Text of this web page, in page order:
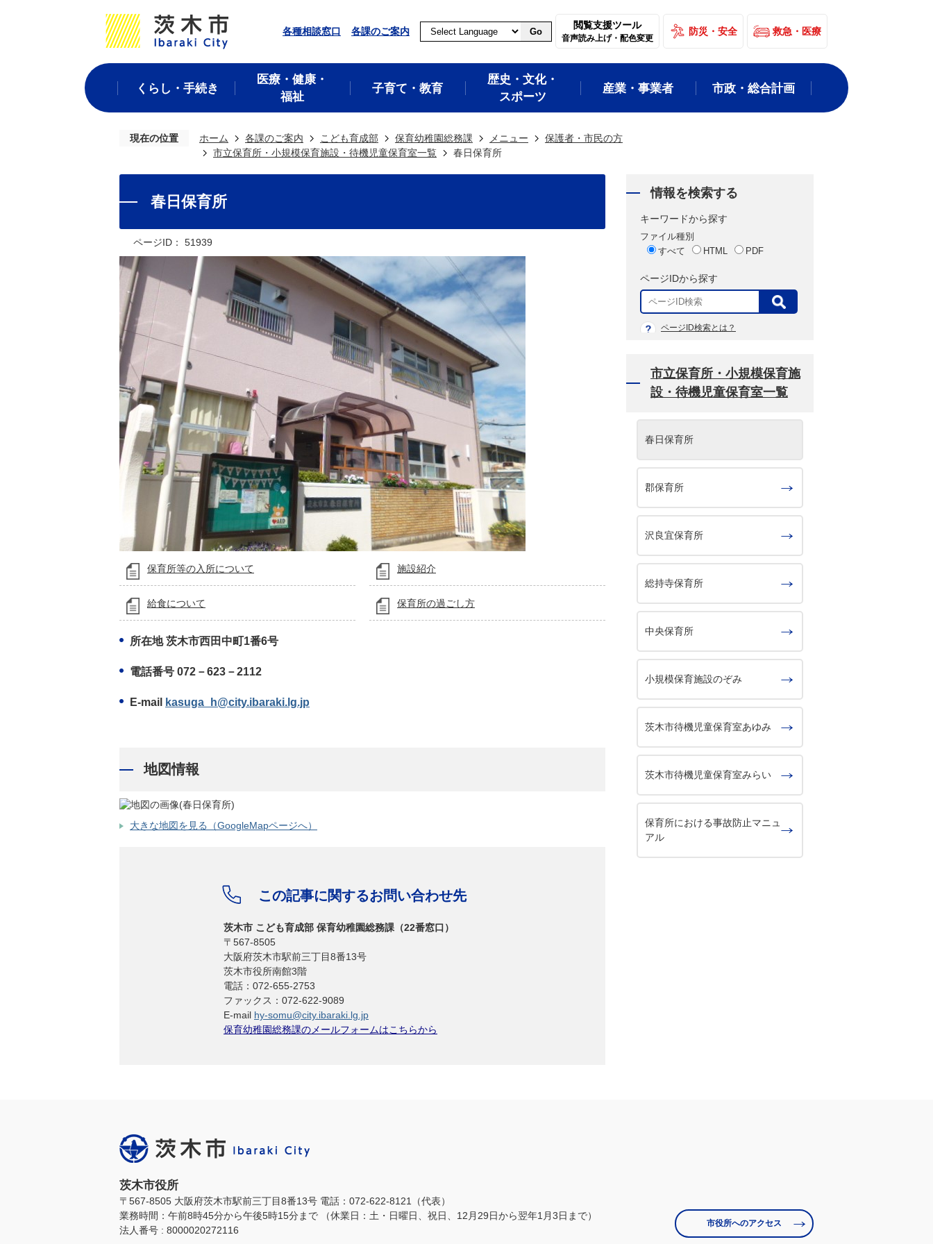
各種相談窓口 各課のご案内 Go
閲覧支援ツール
音声読み上げ・配色変更
防災・安全 救急・医療
くらし・手続き
医療・健康・
福祉
子育て・教育
歴史・文化・
スポーツ
産業・事業者 市政・総合計画
現在の位置 ホーム 各課のご案内 こども育成部 保育幼稚園総務課 メニュー
保護者・市民の方
市立保育所・小規模保育施設・待機児童保育室一覧
春日保育所
春日保育所
ページID： 51939
保育所等の入所について 施設紹介
給食について 保育所の過ごし方
所在地 茨木市西田中町1番6号
電話番号 072－623－2112
E-mail kasuga_h@city.ibaraki.lg.jp
地図情報
大きな地図を見る（GoogleMapページへ）
この記事に関するお問い合わせ先
茨木市 こども育成部 保育幼稚園総務課（22番窓口）
〒567-8505
大阪府茨木市駅前三丁目8番13号
茨木市役所南館3階
電話：072-655-2753
ファックス：072-622-9089
E-mail hy-somu@city.ibaraki.lg.jp
保育幼稚園総務課のメールフォームはこちらから
情報を検索する
キーワードから探す
ファイル種別
すべて
HTML PDF
ページIDから探す
表
ページID検索とは？
市立保育所・小規模保育施
設・待機児童保育室一覧
春日保育所
郡保育所
沢良宜保育所
総持寺保育所
中央保育所
小規模保育施設のぞみ
茨木市待機児童保育室あゆみ
茨木市待機児童保育室みらい
保育所における事故防止マニュ
アル
茨木市役所
〒567-8505 大阪府茨木市駅前三丁目8番13号 電話：072-622-8121（代表）
業務時間：午前8時45分から午後5時15分まで
（休業日：土・日曜日、祝日、12月29日から翌年1月3日まで）
法人番号 : 8000020272116
市役所へのアクセス